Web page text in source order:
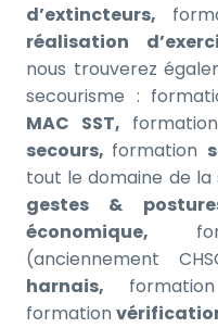
d’extincteurs,
réalisation
nous trouverez
secourisme :
MAC SST, formation
secours, formation
tout le domaine de
gestes &
économique,
(anciennement
harnais,
formation